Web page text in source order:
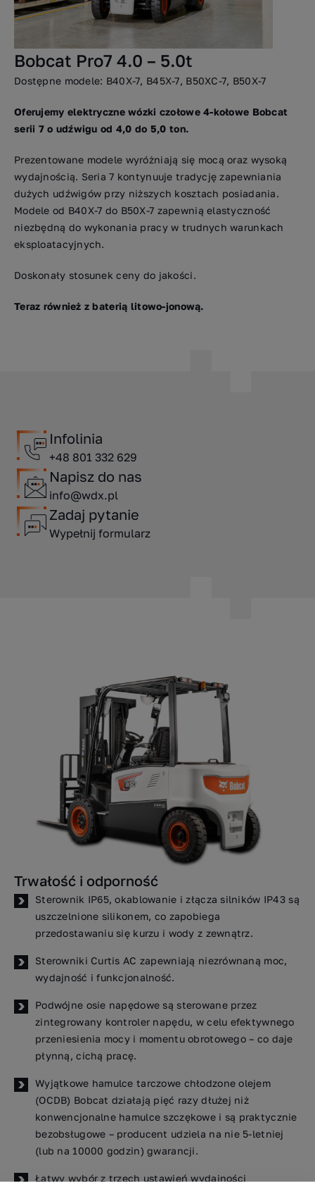
Bobcat Pro7 4.0 – 5.0t
Dostępne modele: B40X-7, B45X-7, B50XC-7, B50X-7
Oferujemy elektryczne wózki czołowe 4-kołowe Bobcat
serii 7 o udźwigu od 4,0 do 5,0 ton.
Prezentowane modele wyróżniają się mocą oraz wysoką
wydajnością. Seria 7 kontynuuje tradycję zapewniania
dużych udźwigów przy niższych kosztach posiadania.
Modele od B40X-7 do B50X-7 zapewnią elastyczność
niezbędną do wykonania pracy w trudnych warunkach
eksploatacyjnych.
Doskonały stosunek ceny do jakości.
Teraz również z baterią litowo-jonową.
Infolinia
+48 801 332 629
Napisz do nas
info@wdx.pl
Zadaj pytanie
Wypełnij formularz
Trwałość i odporność
Sterownik IP65, okablowanie i złącza silników IP43 są
uszczelnione silikonem, co zapobiega
przedostawaniu się kurzu i wody z zewnątrz.
Sterowniki Curtis AC zapewniają niezrównaną moc,
wydajność i funkcjonalność.
Podwójne osie napędowe są sterowane przez
zintegrowany kontroler napędu, w celu efektywnego
przeniesienia mocy i momentu obrotowego – co daje
płynną, cichą pracę.
Wyjątkowe hamulce tarczowe chłodzone olejem
(OCDB) Bobcat działają pięć razy dłużej niż
konwencjonalne hamulce szczękowe i są praktycznie
bezobsługowe – producent udziela na nie 5-letniej
(lub na 10000 godzin) gwarancji.
Łatwy wybór z trzech ustawień wydajności